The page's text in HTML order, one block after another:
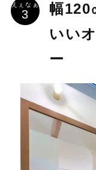
えぇなぁ
幅120
いい
ー